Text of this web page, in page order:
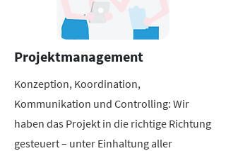
Projektmanagement
Konzeption, Koordination,
Kommunikation und Controlling: Wir
haben das Projekt in die richtige Richtung
gesteuert – unter Einhaltung aller